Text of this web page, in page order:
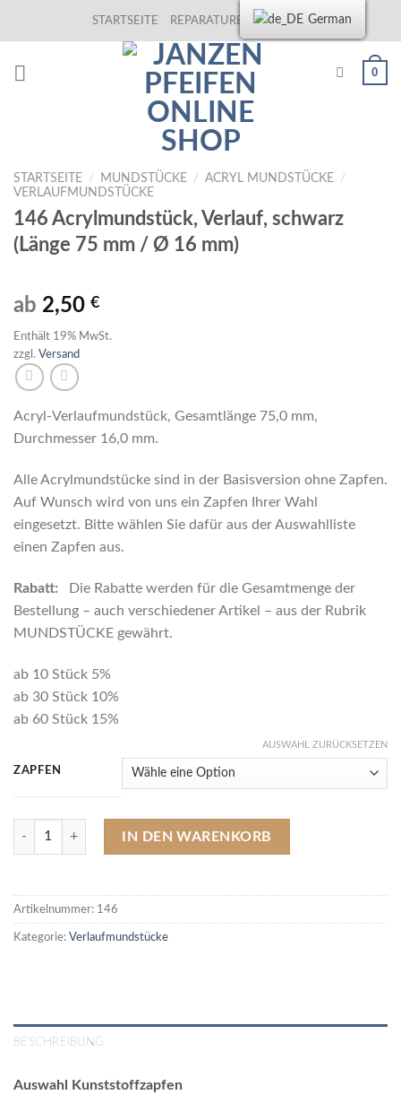
STARTSEITE REPARATUREN KONTAKT
0
STARTSEITE / MUNDSTÜCKE / ACRYL MUNDSTÜCKE /
VERLAUFMUNDSTÜCKE
146 Acrylmundstück, Verlauf, schwarz
(Länge 75 mm / Ø 16 mm)
ab 2,50 €
Enthält 19% MwSt.
zzgl. Versand
Acryl-Verlaufmundstück, Gesamtlänge 75,0 mm,
Durchmesser 16,0 mm.
Alle Acrylmundstücke sind in der Basisversion ohne Zapfen.
Auf Wunsch wird von uns ein Zapfen Ihrer Wahl
eingesetzt. Bitte wählen Sie dafür aus der Auswahlliste
einen Zapfen aus.
Rabatt:
Die Rabatte werden für die Gesamtmenge der
Bestellung – auch verschiedener Artikel – aus der Rubrik
MUNDSTÜCKE gewährt.
ab 10 Stück 5%
ab 30 Stück 10%
ab 60 Stück 15%
ZAPFEN
AUSWAHL ZURÜCKSETZEN
146 Acrylmundstück, Verlauf, schwarz (Länge 75 mm / Ø 16 mm)
IN DEN WARENKORB
Artikelnummer: 146
Kategorie: Verlaufmundstücke
BESCHREIBUNG
Auswahl Kunststoffzapfen
German